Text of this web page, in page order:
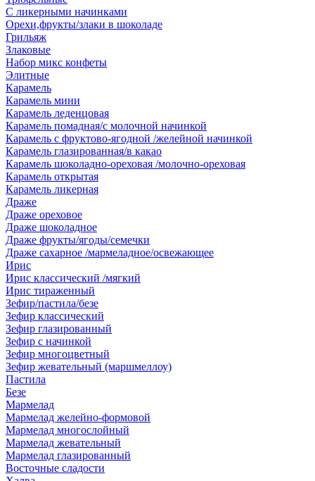
С ликерными начинками
Орехи,фрукты/злаки в шоколаде
Грильяж
Злаковые
Набор микс конфеты
Элитные
Карамель
Карамель мини
Карамель леденцовая
Карамель помадная/с молочной начинкой
Карамель с фруктово-ягодной /желейной начинкой
Карамель глазированная/в какао
Карамель шоколадно-ореховая /молочно-ореховая
Карамель открытая
Карамель ликерная
Драже
Драже ореховое
Драже шоколадное
Драже фрукты/ягоды/семечки
Драже сахарное /мармеладное/освежающее
Ирис
Ирис классический /мягкий
Ирис тираженный
Зефир/пастила/безе
Зефир классический
Зефир глазированный
Зефир с начинкой
Зефир многоцветный
Зефир жевательный (маршмеллоу)
Пастила
Безе
Мармелад
Мармелад желейно-формовой
Мармелад многослойный
Мармелад жевательный
Мармелад глазированный
Восточные сладости